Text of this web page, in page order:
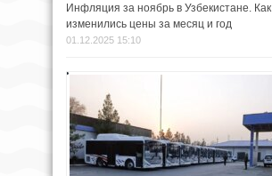
Инфляция за ноябрь в Узбекистане. Как
изменились цены за месяц и год
01.12.2025 15:10